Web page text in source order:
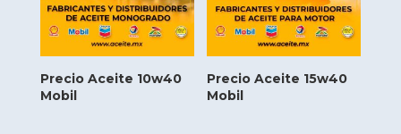
Precio Aceite 10w40
Mobil
Precio Aceite 15w40
Mobil